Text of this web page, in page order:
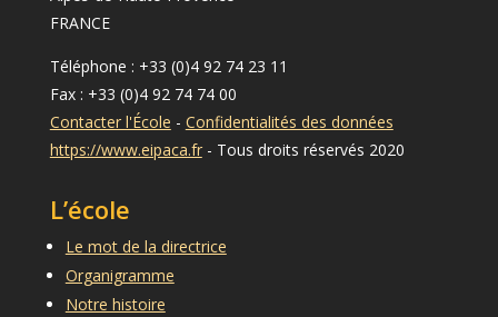
FRANCE
Téléphone : +33 (0)4 92 74 23 11
Fax : +33 (0)4 92 74 74 00
Contacter l'École - Confidentialités des données
https://www.eipaca.fr- Tous droits réservés 2020
L’école
Le mot de la directrice
Organigramme
Notre histoire